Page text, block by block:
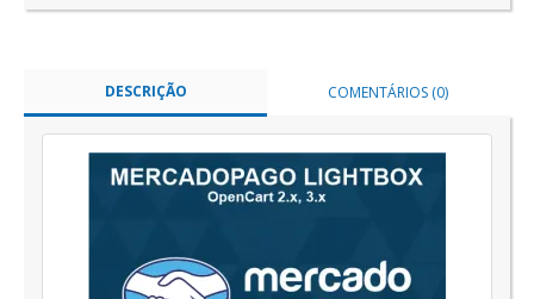
DESCRIÇÃO COMENTÁRIOS (0)